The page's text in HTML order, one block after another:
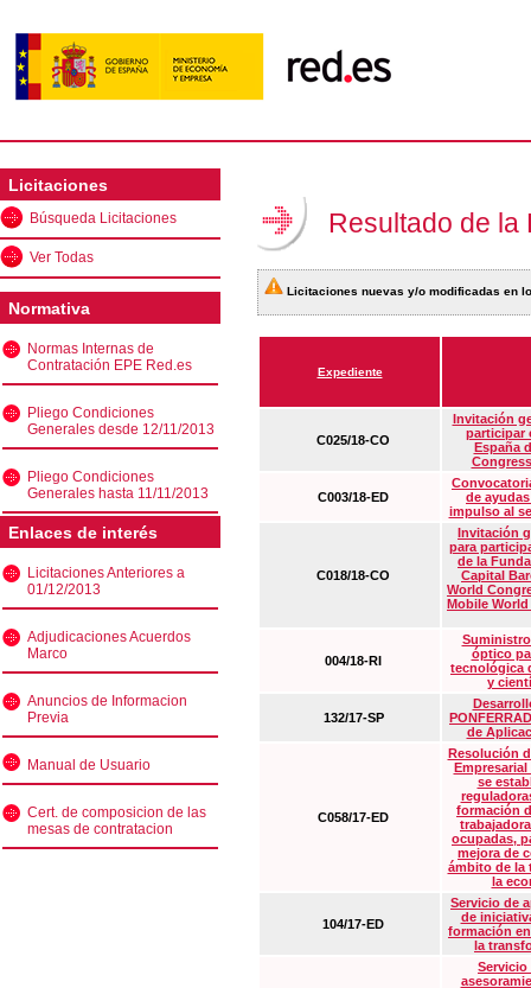
Licitaciones
Búsqueda Licitaciones
Ver Todas
Normativa
Normas Internas de
Contratación EPE Red.es
Pliego Condiciones
Generales desde 12/11/2013
Pliego Condiciones
Generales hasta 11/11/2013
Enlaces de interés
Licitaciones Anteriores a
01/12/2013
Adjudicaciones Acuerdos
Marco
Anuncios de Informacion
Previa
Manual de Usuario
Cert. de composicion de las
mesas de contratacion
Resultado de la
Licitaciones nuevas y/o modificadas en
Expediente
C025/18-CO
Invitación
participar
España
C003/18-ED
de
impulso al
C018/18-CO
Invitación
para
de la
Capital
World
Mobile
004/18-RI
óptico
tecnológica
y
132/17-SP
de
C058/17-ED
Resolución
Empresarial
se
formación
ocupadas,
mejora de
ámbito de la
la
104/17-ED
Servicio de
de
formación
la
Servicio